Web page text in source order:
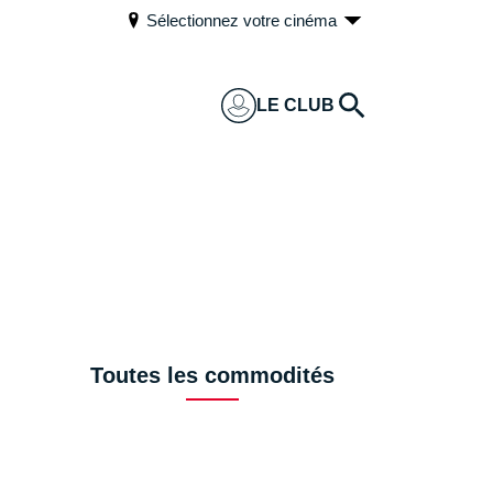
Sélectionnez votre cinéma
LE CLUB
Toutes les commodités